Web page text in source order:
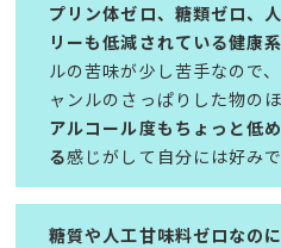
プリン体ゼロ、糖類ゼロ、
リーも低減されている健康
ルの苦味が少し苦手なので
ャンルのさっぱりした物の
アルコール度もちょっと低
る感じがして自分には好みで
糖質や人工甘味料ゼロなの